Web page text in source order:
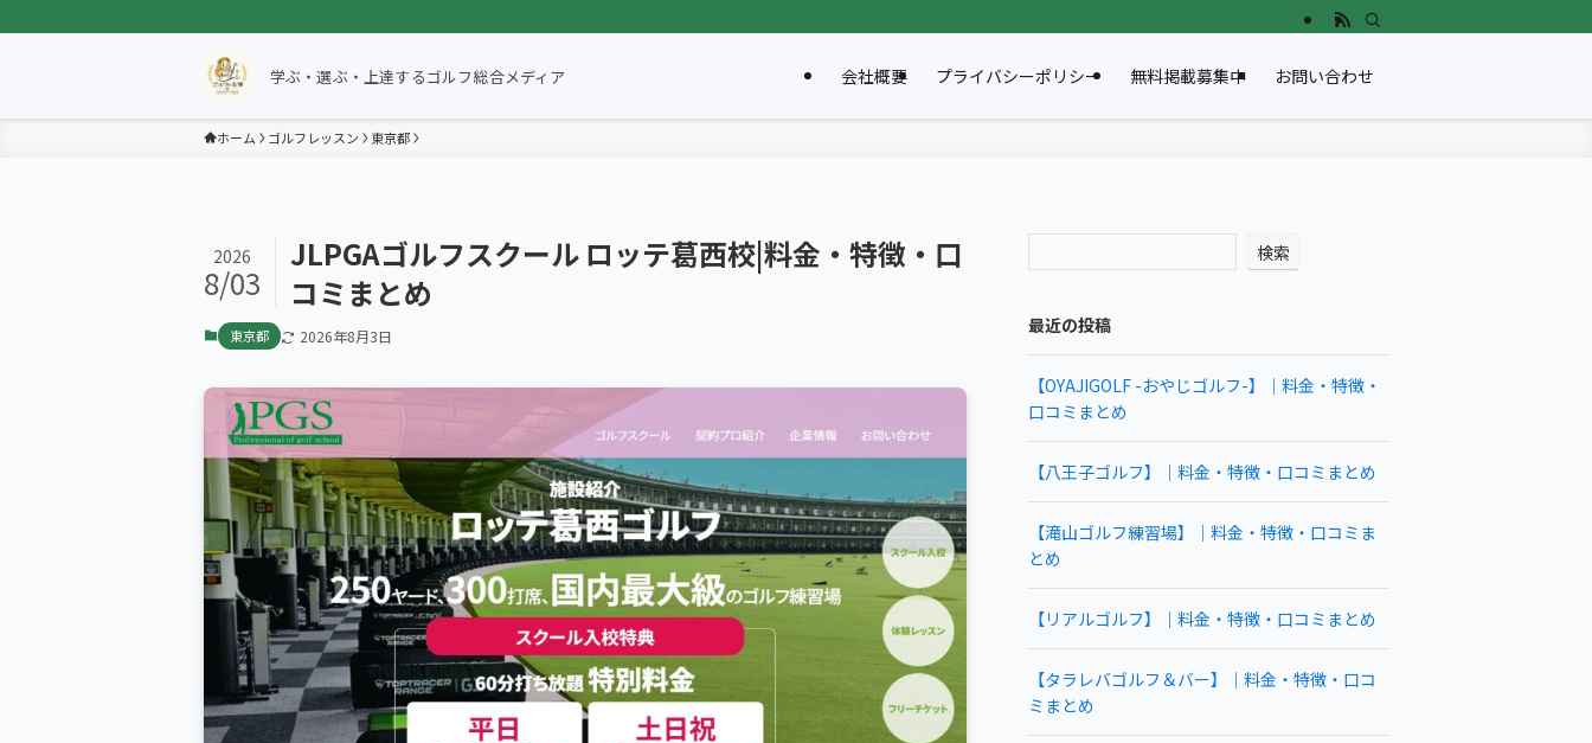
学ぶ・選ぶ・上達するゴルフ総合メディア 会社概要 プライバシーポリシー 無料掲載募集中 お問い合わせ
ホーム ゴルフレッスン 東京都
JLPGAゴルフスクール ロッテ葛西校|料金・特徴・口
コミまとめ
2026
8/03
東京都 2026年8月3日
検索
最近の投稿
【OYAJIGOLF -おやじゴルフ-】｜料金・特徴・
口コミまとめ
【八王子ゴルフ】｜料金・特徴・口コミまとめ
【滝山ゴルフ練習場】｜料金・特徴・口コミま
とめ
【リアルゴルフ】｜料金・特徴・口コミまとめ
【タラレバゴルフ＆バー】｜料金・特徴・口コ
ミまとめ